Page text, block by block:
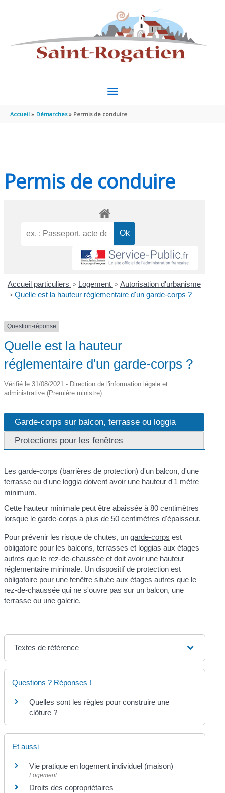
MENU
PRINCIPAL
Accueil Démarches Permis de conduire
Permis de conduire
Accueil particuliers > Logement > Autorisation d'urbanisme
> Quelle est la hauteur réglementaire d'un garde-corps ?
Question-réponse
Quelle est la hauteur
réglementaire d'un garde-corps ?
Vérifié le 31/08/2021 - Direction de l'information légale et
administrative (Première ministre)
Garde-corps sur balcon, terrasse ou loggia
Protections pour les fenêtres
Les garde-corps (barrières de protection) d'un balcon, d'une
terrasse ou d'une loggia doivent avoir une hauteur d'1 mètre
minimum.
Cette hauteur minimale peut être abaissée à 80 centimètres
lorsque le garde-corps a plus de 50 centimètres d'épaisseur.
Pour prévenir les risque de chutes, ungarde-corps est
obligatoire pour les balcons, terrasses et loggias aux étages
autres que le rez-de-chaussée et doit avoir une hauteur
réglementaire minimale. Un dispositif de protection est
obligatoire pour une fenêtre située aux étages autres que le
rez-de-chaussée qui ne s'ouvre pas sur un balcon, une
terrasse ou une galerie.
Textes de référence
Questions ? Réponses !
Quelles sont les règles pour construire une
clôture ?
Et aussi
Vie pratique en logement individuel (maison)
Logement
Droits des copropriétaires